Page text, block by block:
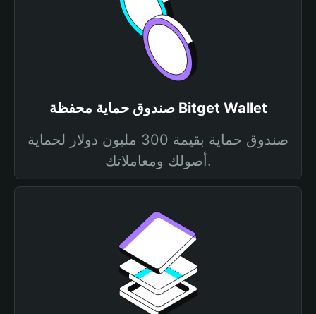
صندوق حماية محفظة Bitget Wallet
صندوق حماية بقيمة 300 مليون دولار لحماية
أصولك ومعاملاتك.